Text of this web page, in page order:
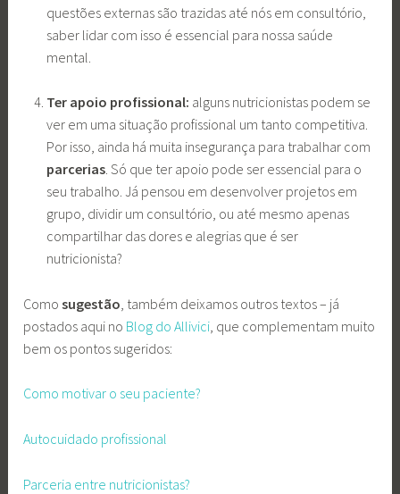
questões externas são trazidas até nós em consultório,
saber lidar com isso é essencial para nossa saúde
mental.
Ter apoio profissional: alguns nutricionistas podem se
ver em uma situação profissional um tanto competitiva.
Por isso, ainda há muita insegurança para trabalhar com
parcerias. Só que ter apoio pode ser essencial para o
seu trabalho. Já pensou em desenvolver projetos em
grupo, dividir um consultório, ou até mesmo apenas
compartilhar das dores e alegrias que é ser
nutricionista?
Como sugestão , também deixamos outros textos – já
postados aqui no Blog do Allivici , que complementam muito
bem os pontos sugeridos:
Como motivar o seu paciente?
Autocuidado profissional
Parceria entre nutricionistas?